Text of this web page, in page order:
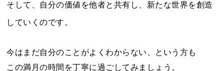
そして、自分の価値を他者と共有し、新たな世界を創造
していくのです。
今はまだ自分のことがよくわからない、という方も
この満月の時間を丁寧に過ごしてみましょう。